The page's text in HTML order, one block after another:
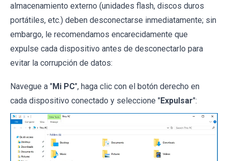
almacenamiento externo (unidades flash, discos duros
portátiles, etc.) deben desconectarse inmediatamente; sin
embargo, le recomendamos encarecidamente que
expulse cada dispositivo antes de desconectarlo para
evitar la corrupción de datos:
Navegue a "Mi PC", haga clic con el botón derecho en
cada dispositivo conectado y seleccione "Expulsar":